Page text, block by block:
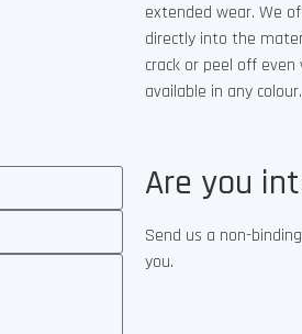
POPTÁVKA
extended wear. We
directly into the
crack or peel off
available in any colour.
Are you
Send us a non-
you.